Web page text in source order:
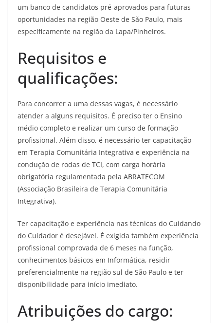
um banco de candidatos pré-aprovados para futuras
oportunidades na região Oeste de São Paulo, mais
especificamente na região da Lapa/Pinheiros.
Requisitos e
qualificações:
Para concorrer a uma dessas vagas, é necessário
atender a alguns requisitos. É preciso ter o Ensino
médio completo e realizar um curso de formação
profissional. Além disso, é necessário ter capacitação
em Terapia Comunitária Integrativa e experiência na
condução de rodas de TCI, com carga horária
obrigatória regulamentada pela ABRATECOM
(Associação Brasileira de Terapia Comunitária
Integrativa).
Ter capacitação e experiência nas técnicas do Cuidando
do Cuidador é desejável. É exigida também experiência
profissional comprovada de 6 meses na função,
conhecimentos básicos em Informática, residir
preferencialmente na região sul de São Paulo e ter
disponibilidade para início imediato.
Atribuições do cargo: